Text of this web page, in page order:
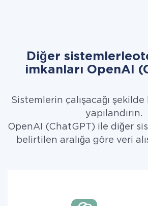
Diğer
imkanları OpenAI
Sistemlerin çalışacağı şekilde
yapılandırın.
OpenAI (ChatGPT) ile diğer
belirtilen aralığa göre veri